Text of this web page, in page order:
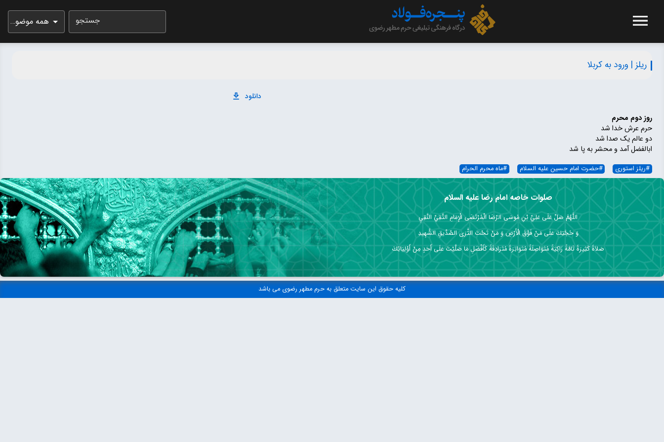
جستجو همه موضوعات
ریلز | ورود به کربلا
دانلود
روز دوم محرم
حرم عرش خدا شد
دو عالم یک صدا شد
ابالفضل آمد و محشر به پا شد
#ریلز استوری #حضرت امام حسین علیه السلام #ماه محرم الحرام
صلوات خاصه امام رضا علیه السلام
اللَّهُمَّ صَلِّ عَلَى عَلِيِّ بْنِ مُوسَى الرِّضَا الْمُرْتَضَى الْإِمَامِ التَّقِيِّ النَّقِيِ
وَ حُجَّتِكَ عَلَى مَنْ فَوْقَ الْأَرْضِ وَ مَنْ تَحْتَ الثَّرَى الصِّدِّيقِ الشَّهِيدِ
صَلاَةً كَثِيرَةً تَامَّةً زَاكِيَةً مُتَوَاصِلَةً مُتَوَاتِرَةً مُتَرَادِفَةً كَأَفْضَلِ مَا صَلَّيْتَ عَلَى أَحَدٍ مِنْ أَوْلِيَائِكَ
کلیه حقوق این سایت متعلق به حرم مطهر رضوی می باشد